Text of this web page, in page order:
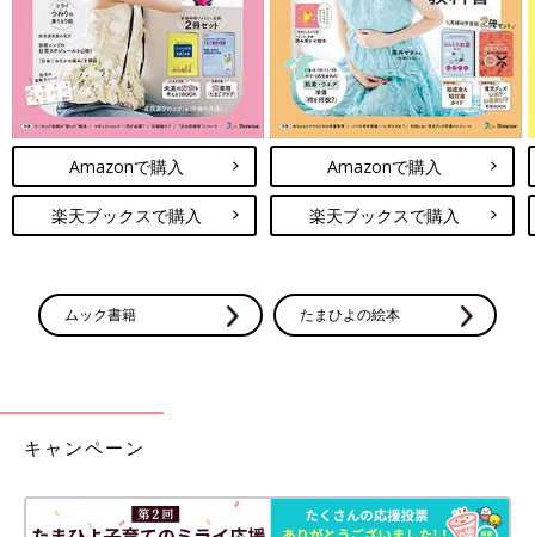
Amazonで購入
楽天ブックスで購入
Amazonで購入
楽天ブックスで購入
ムック書籍 たまひよの絵本
キャンペーン